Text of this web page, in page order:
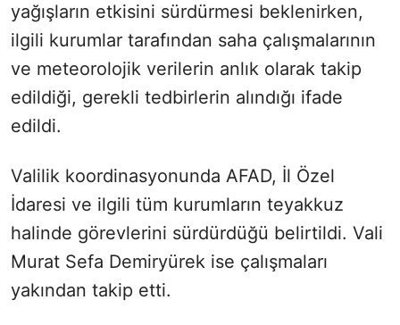
yağışların etkisini sürdürmesi beklenirken,
ilgili kurumlar tarafından saha çalışmalarının
ve meteorolojik verilerin anlık olarak takip
edildiği, gerekli tedbirlerin alındığı ifade
edildi.
Valilik koordinasyonunda AFAD, İl Özel
İdaresi ve ilgili tüm kurumların teyakkuz
halinde görevlerini sürdürdüğü belirtildi. Vali
Murat Sefa Demiryürek ise çalışmaları
yakından takip etti.